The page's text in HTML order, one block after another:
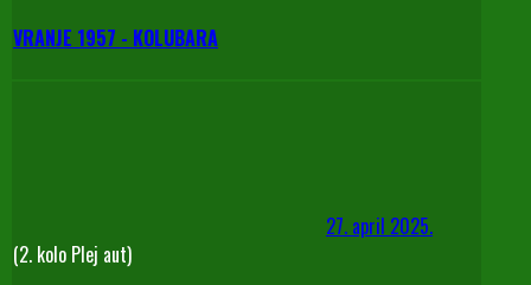
VRANJE 1957 - KOLUBARA
27. april 2025.
(2. kolo Plej aut)